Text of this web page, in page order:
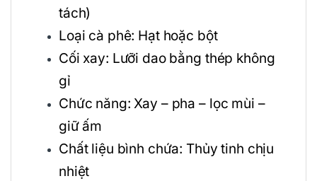
tách)
Loại cà phê: Hạt hoặc bột
Cối xay: Lưỡi dao bằng thép không
gỉ
Chức năng: Xay – pha – lọc mùi –
giữ ấm
Chất liệu bình chứa: Thủy tinh chịu
nhiệt